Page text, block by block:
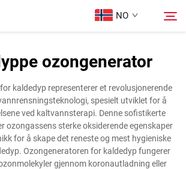
NO
Søk
ozongenerator
kaldedyp representerer et revolusjonerende
spesielt utviklet for å
ved kaltvannsterapi. Denne sofistikerte
ozongassens sterke oksiderende egenskaper
for å skape det reneste og mest hygieniske
Ozongeneratoren for kaldedyp fungerer
gjennom koronautladning eller